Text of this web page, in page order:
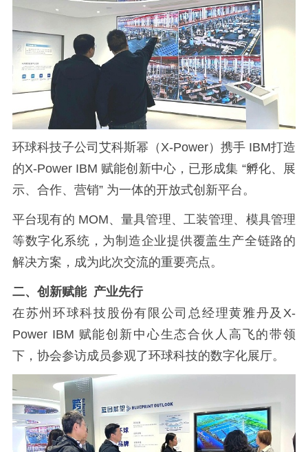
环球科技子公司艾科斯幂（X-Power）携手 IBM打造
的X-Power IBM 赋能创新中心，已形成集 “孵化、展
示、合作、营销” 为一体的开放式创新平台。
平台现有的 MOM、量具管理、工装管理、模具管理
等数字化系统，为制造企业提供覆盖生产全链路的
解决方案，成为此次交流的重要亮点。
二、创新赋能 产业先行
在苏州环球科技股份有限公司总经理黄雅丹及X-
Power IBM 赋能创新中心生态合伙人高飞的带领
下，协会参访成员参观了环球科技的数字化展厅。